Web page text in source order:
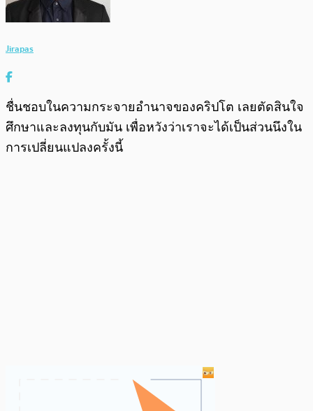
Jirapas
ชื่นชอบในความกระจายอำนาจของคริปโต เลยตัดสินใจ
ศึกษาและลงทุนกับมัน เพื่อหวังว่าเราจะได้เป็นส่วนนึงใน
การเปลี่ยนแปลงครั้งนี้